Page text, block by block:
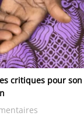
critiques pour son